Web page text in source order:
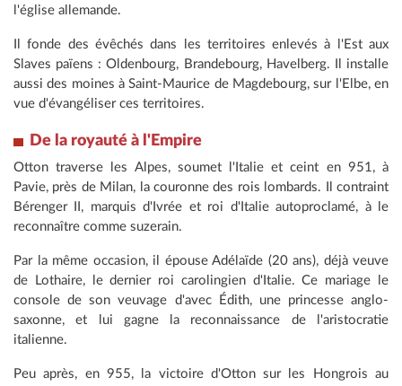
l'église allemande.
Il fonde des évêchés dans les territoires enlevés à l'Est aux
Slaves païens : Oldenbourg, Brandebourg, Havelberg. Il installe
aussi des moines à Saint-Maurice de Magdebourg, sur l'Elbe, en
vue d'évangéliser ces territoires.
De la royauté à l'Empire
Otton traverse les Alpes, soumet l'Italie et ceint en 951, à
Pavie, près de Milan, la couronne des rois lombards. Il contraint
Bérenger II, marquis d'Ivrée et roi d'Italie autoproclamé, à le
reconnaître comme suzerain.
Par la même occasion, il épouse Adélaïde (20 ans), déjà veuve
de Lothaire, le dernier roi carolingien d'Italie. Ce mariage le
console de son veuvage d'avec Édith, une princesse anglo-
saxonne, et lui gagne la reconnaissance de l'aristocratie
italienne.
Peu après, en 955, la victoire d'Otton sur les Hongrois au